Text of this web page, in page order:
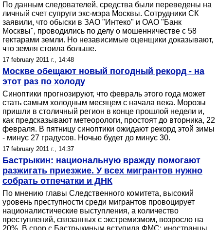
По данным следователей, средства были переведены на
личный счет супруги экс-мэра Москвы. Сотрудники СК
заявили, что обыски в ЗАО "Интеко" и ОАО "Банк
Москвы", проводились по делу о мошенничестве с 58
гектарами земли. Но независимые оценщики доказывают,
что земля стоила больше.
17 february 2011 г., 14:48
Москве обещают новый погодный рекорд - на
этот раз по холоду
Синоптики прогнозируют, что февраль этого года может
стать самым холодным месяцем с начала века. Морозы
пришли в столичный регион в конце прошлой недели и,
как предсказывают метеорологи, простоят до вторника, 22
февраля. В пятницу синоптики ожидают рекорд этой зимы
- минус 27 градусов. Ночью будет до минус 30.
17 february 2011 г., 14:37
Бастрыкин: национальную вражду помогают
разжигать приезжие. У всех мигрантов нужно
собрать отпечатки и ДНК
По мнению главы Следственного комитета, высокий
уровень преступности среди мигрантов провоцирует
националистические выступления, а количество
преступлений, связанных с экстремизмом, возросло на
20%. В спор с Бастрыкиным вступила ФМС: иностранцы